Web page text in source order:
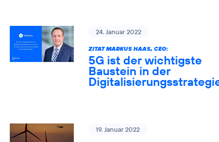
24. Januar 2022
ZITAT MARKUS HAAS, CEO:
5G ist der wichtigste
Baustein in der
19. Januar 2022